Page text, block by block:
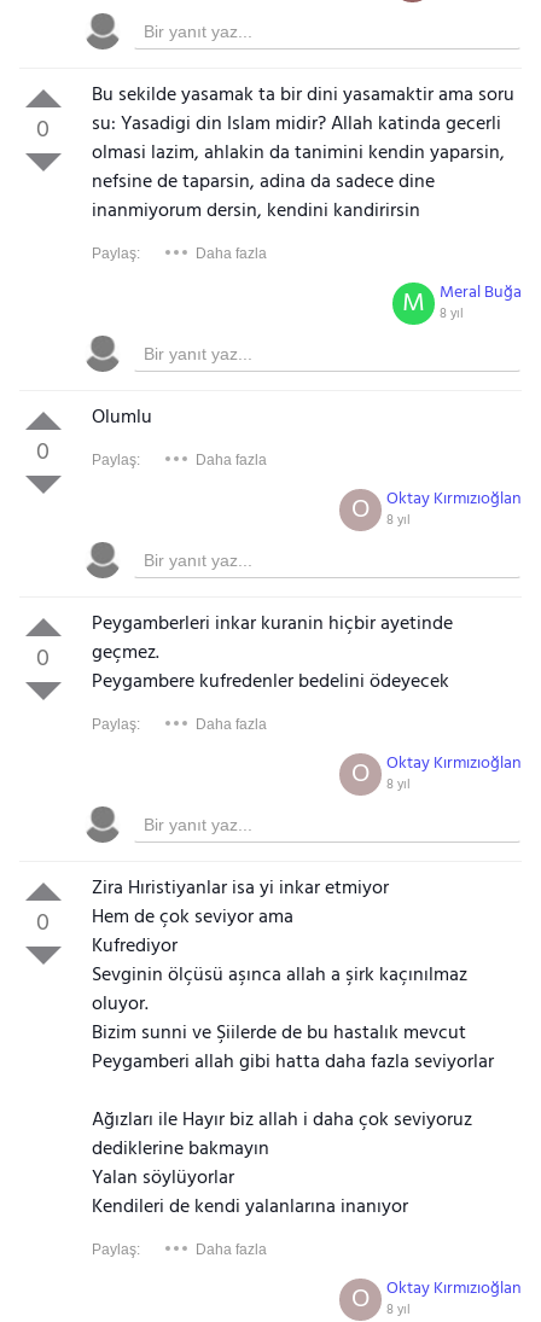
0
Bu sekilde yasamak ta bir dini yasamaktir ama soru
su: Yasadigi din Islam midir? Allah katinda gecerli
olmasi lazim, ahlakin da tanimini kendin yaparsin,
nefsine de taparsin, adina da sadece dine
inanmiyorum dersin, kendini kandirirsin
Paylaş: Daha fazla
Meral Buğa
8 yıl
M
0
Olumlu
Paylaş: Daha fazla
Oktay Kırmızıoğlan
8 yıl
O
0
Peygamberleri inkar kuranin hiçbir ayetinde
geçmez.
Peygambere kufredenler bedelini ödeyecek
Paylaş: Daha fazla
Oktay Kırmızıoğlan
8 yıl
O
0
Zira Hıristiyanlar isa yi inkar etmiyor
Hem de çok seviyor ama
Kufrediyor
Sevginin ölçüsü aşınca allah a şirk kaçınılmaz
oluyor.
Bizim sunni ve Şiilerde de bu hastalık mevcut
Peygamberi allah gibi hatta daha fazla seviyorlar
Ağızları ile Hayır biz allah i daha çok seviyoruz
dediklerine bakmayın
Yalan söylüyorlar
Kendileri de kendi yalanlarına inanıyor
Paylaş: Daha fazla
Oktay Kırmızıoğlan
8 yıl
O